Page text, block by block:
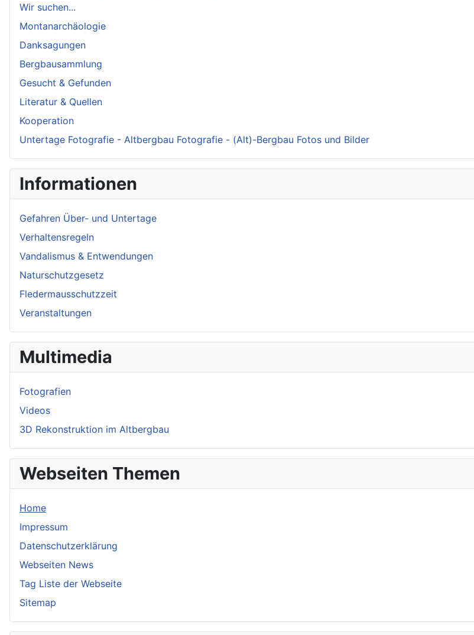
Wir suchen...
Montanarchäologie
Danksagungen
Bergbausammlung
Gesucht & Gefunden
Literatur & Quellen
Kooperation
Untertage Fotografie - Altbergbau Fotografie - (Alt)-Bergbau Fotos und Bilder
Informationen
Gefahren Über- und Untertage
Verhaltensregeln
Vandalismus & Entwendungen
Naturschutzgesetz
Fledermausschutzzeit
Veranstaltungen
Multimedia
Fotografien
Videos
3D Rekonstruktion im Altbergbau
Webseiten Themen
Home
Impressum
Datenschutzerklärung
Webseiten News
Tag Liste der Webseite
Sitemap